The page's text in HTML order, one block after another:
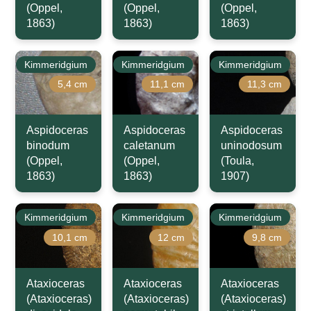
(Oppel,
1863)
(Oppel,
1863)
(Oppel,
1863)
Kimmeridgium
5,4 cm
Aspidoceras
binodum
(Oppel,
1863)
Kimmeridgium
11,1 cm
Aspidoceras
caletanum
(Oppel,
1863)
Kimmeridgium
11,3 cm
Aspidoceras
uninodosum
(Toula,
1907)
Kimmeridgium
10,1 cm
Ataxioceras
(Ataxioceras)
Kimmeridgium
12 cm
Ataxioceras
(Ataxioceras)
Kimmeridgium
9,8 cm
Ataxioceras
(Ataxioceras)